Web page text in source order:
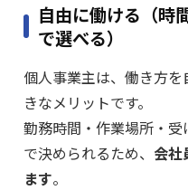
自由に働ける（時
で選べる）
個人事業主は、働き方
きなメリットです。
勤務時間・作業場所・
で決められるため、 会社
ます。